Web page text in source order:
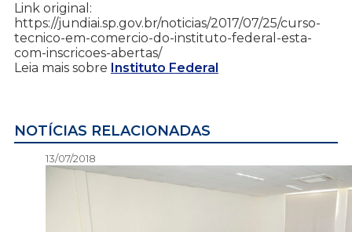
Link original:
https://jundiai.sp.gov.br/noticias/2017/07/25/curso-
tecnico-em-comercio-do-instituto-federal-esta-
com-inscricoes-abertas/
Leia mais sobre Instituto Federal
NOTÍCIAS RELACIONADAS
13/07/2018